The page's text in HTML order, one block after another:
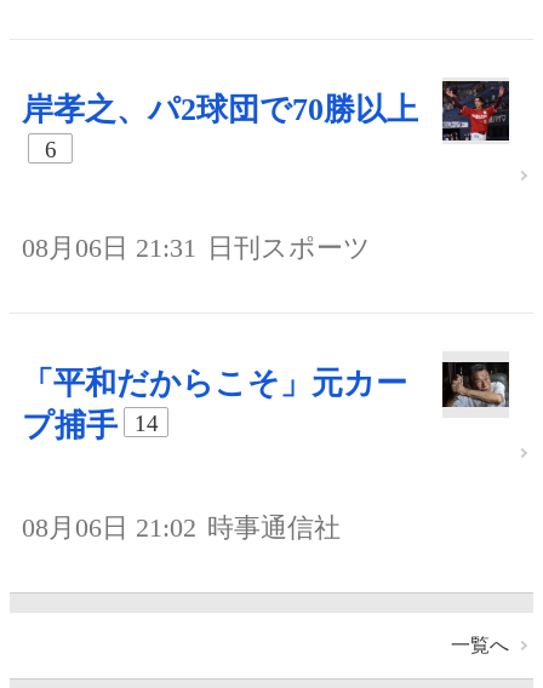
岸孝之、パ2球団で70勝以上
6
08月06日 21:31 日刊スポーツ
「平和だからこそ」元カー
プ捕手
14
08月06日 21:02 時事通信社
一覧へ